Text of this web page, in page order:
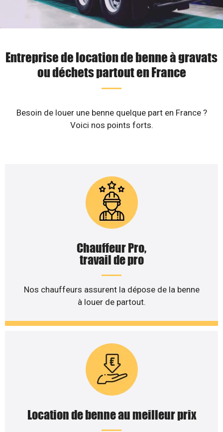
Entreprise de location de benne à gravats
ou déchets partout en France
Besoin de louer une benne quelque part en France ?
Voici nos points forts.
Chauffeur Pro,
travail de pro
Nos chauffeurs assurent la dépose de la benne
à louer de partout.
Location de benne au meilleur prix